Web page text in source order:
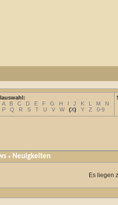
A B C D E F G H I J K L M
N
P Q R S T U V W (X) Y Z 0-9
» Neuigkeiten
Es liegen